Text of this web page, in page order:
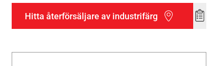
Hitta återförsäljare av industrifärg
Add